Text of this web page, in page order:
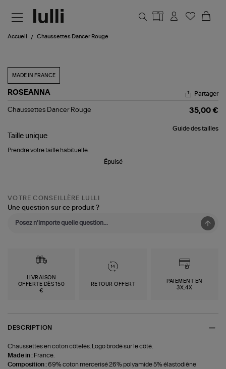
Accueil Chaussettes Dancer Rouge
MADE IN FRANCE
ROSEANNA
Chaussettes
Partager
Chaussettes Dancer Rouge 35,00 €
Guide des tailles
Taille unique
Prendre votre taille habituelle.
Épuisé
VOTRE CONSEILLÈRE LULLI
Une question sur ce produit ?
LIVRAISON
OFFERTE DÈS 150
€
RETOUR OFFERT
PAIEMENT EN
3X,4X
DESCRIPTION
Chaussettes en coton côtelés. Logo brodé sur le côté.
Made in : France.
Composition :69% coton mercerisé 26% polyamide 5% élastodiène